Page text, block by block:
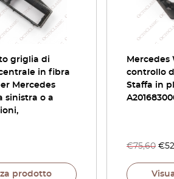
griglia di
in fibra
Mercedes
sinistra o a
prodotto
Mercedes
controllo
Staffa in
€75,60 €